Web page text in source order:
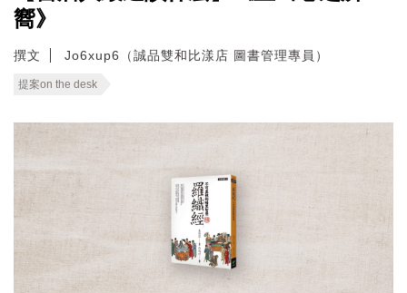
嚮》
撰文 Jo6xup6（誠品雙和比漾店 圖書管理專員）
提案on the desk